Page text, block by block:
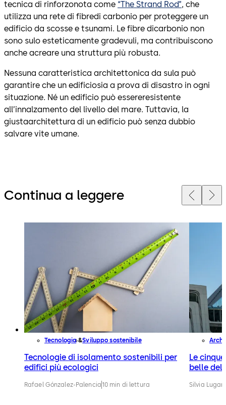
tecnica di rinforzonota come “The Strand Rod”, che
utilizza una rete di fibredi carbonio per proteggere un
edificio da scosse e tsunami. Le fibre dicarbonio non
sono sulo esteticamente gradevuli, ma contribuiscono
anche acreare una struttura più robusta.
Nessuna caratteristica architettonica da sula può
garantire che un edificiosia a prova di disastro in ogni
situazione. Né un edificio può essereresistente
all’innalzamento del livello del mare. Tuttavia, la
giustaarchitettura di un edificio può senza dubbio
salvare vite umane.
Continua a leggere
Tecnologia Sviluppo sostenibile
Tecnologie di isolamento sostenibili per
edifici più ecologici
Rafael Gónzalez-Palencia 10 min di lettura
Le
belle del
Silvia Lugari